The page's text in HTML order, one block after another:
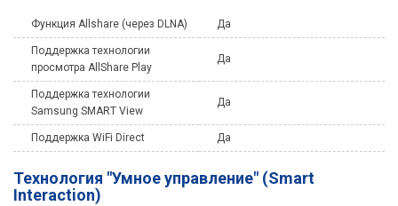
Функция Allshare (через DLNA) Да
Поддержка технологии
просмотра AllShare Play
Да
Поддержка технологии
Samsung SMART View
Да
Поддержка WiFi Direct Да
Технология "Умное управление" (Smart
Interaction)